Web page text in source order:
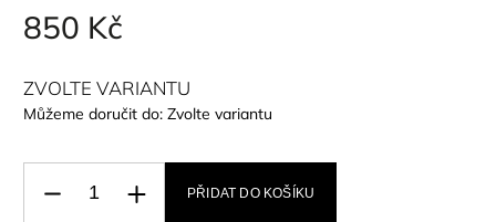
850 Kč
ZVOLTE VARIANTU
Můžeme doručit do: Zvolte variantu
PŘIDAT DO KOŠÍKU